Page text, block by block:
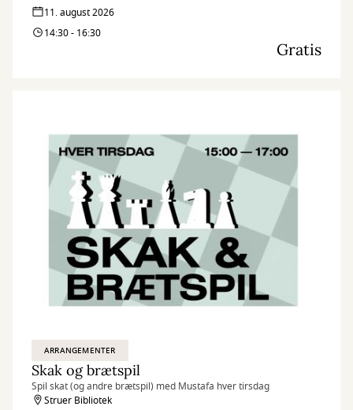
11. august 2026
14:30 - 16:30
Gratis
ARRANGEMENTER
Skak og brætspil
Spil skat (og andre brætspil) med Mustafa hver tirsdag
Struer Bibliotek